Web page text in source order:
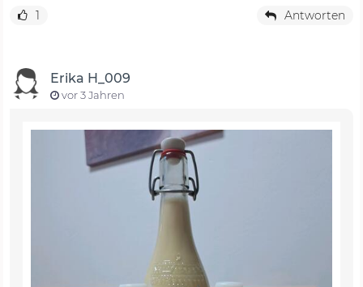
1 Antworten
Erika H_009
vor 3 Jahren